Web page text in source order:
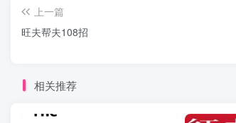
上一篇
旺夫帮夫108招
相关推荐